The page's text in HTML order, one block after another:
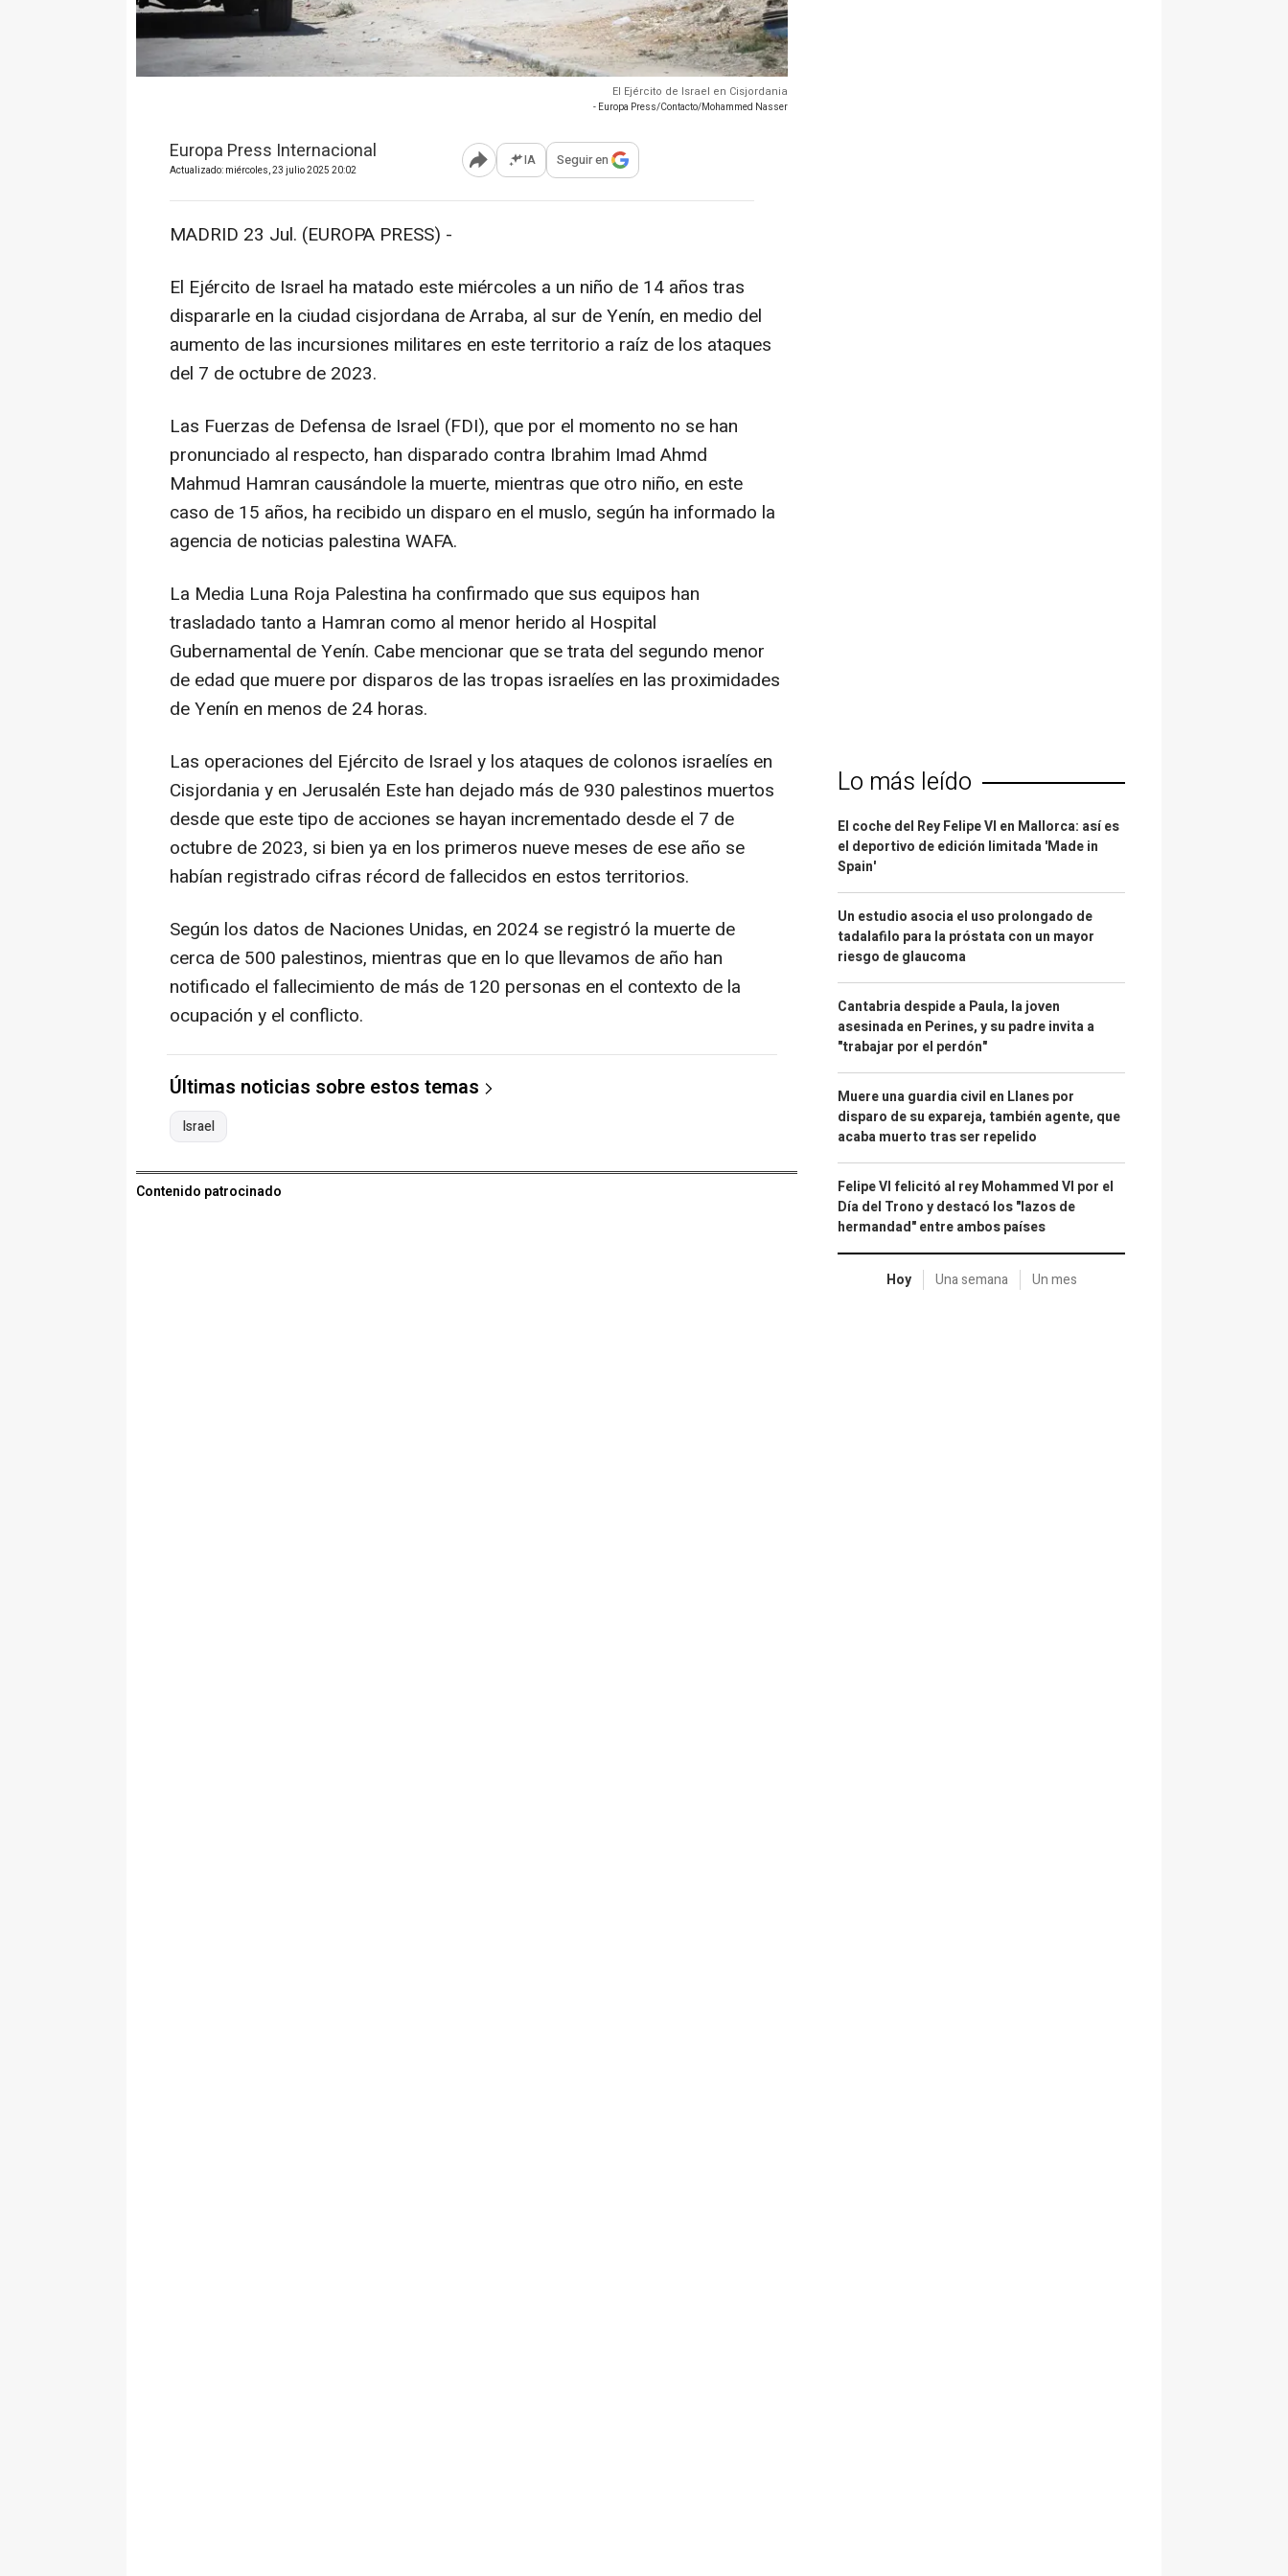
El Ejército de Israel en Cisjordania
- Europa Press/Contacto/Mohammed Nasser
Europa Press Internacional
Actualizado: miércoles, 23 julio 2025 20:02 Abrir opciones para compartir
IA Seguir en
MADRID 23 Jul. (EUROPA PRESS) -
El Ejército de Israel ha matado este miércoles a un niño de 14 años tras
dispararle en la ciudad cisjordana de Arraba, al sur de Yenín, en medio del
aumento de las incursiones militares en este territorio a raíz de los ataques
del 7 de octubre de 2023.
Las Fuerzas de Defensa de Israel (FDI), que por el momento no se han
pronunciado al respecto, han disparado contra Ibrahim Imad Ahmd
Mahmud Hamran causándole la muerte, mientras que otro niño, en este
caso de 15 años, ha recibido un disparo en el muslo, según ha informado la
agencia de noticias palestina WAFA.
La Media Luna Roja Palestina ha confirmado que sus equipos han
trasladado tanto a Hamran como al menor herido al Hospital
Gubernamental de Yenín. Cabe mencionar que se trata del segundo menor
de edad que muere por disparos de las tropas israelíes en las proximidades
de Yenín en menos de 24 horas.
Las operaciones del Ejército de Israel y los ataques de colonos israelíes en
Cisjordania y en Jerusalén Este han dejado más de 930 palestinos muertos
desde que este tipo de acciones se hayan incrementado desde el 7 de
octubre de 2023, si bien ya en los primeros nueve meses de ese año se
habían registrado cifras récord de fallecidos en estos territorios.
Según los datos de Naciones Unidas, en 2024 se registró la muerte de
cerca de 500 palestinos, mientras que en lo que llevamos de año han
notificado el fallecimiento de más de 120 personas en el contexto de la
ocupación y el conflicto.
Últimas noticias sobre estos temas
Israel
Contenido patrocinado
Lo más leído
El coche del Rey Felipe VI en Mallorca: así es
el deportivo de edición limitada 'Made in
Spain'
Un estudio asocia el uso prolongado de
tadalafilo para la próstata con un mayor
riesgo de glaucoma
Cantabria despide a Paula, la joven
asesinada en Perines, y su padre invita a
"trabajar por el perdón"
Muere una guardia civil en Llanes por
disparo de su expareja, también agente, que
acaba muerto tras ser repelido
Felipe VI felicitó al rey Mohammed VI por el
Día del Trono y destacó los "lazos de
hermandad" entre ambos países
Hoy Una semana Un mes